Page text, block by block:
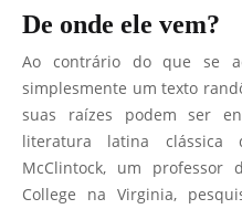
De onde ele vem?
Ao contrário do que se
simplesmente um texto
suas raízes podem ser
literatura latina clássica
McClintock, um professor
College na Virginia,